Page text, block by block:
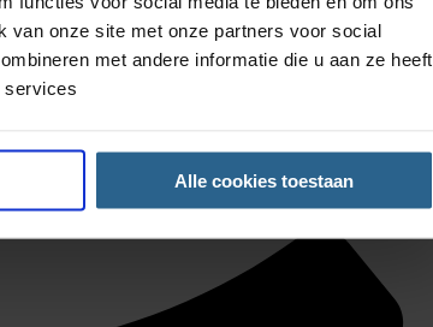
van onze site met onze partners voor social
met andere informatie die u aan ze heeft
services
Alle cookies toestaan